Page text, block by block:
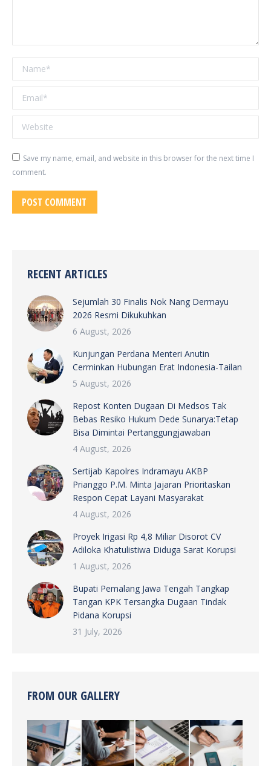
Name *
Email *
Website
Save my name, email, and website in this browser for the next time I
comment.
POST COMMENT
RECENT ARTICLES
Sejumlah 30 Finalis Nok Nang Dermayu
2026 Resmi Dikukuhkan
6 August, 2026
Kunjungan Perdana Menteri Anutin
Cerminkan Hubungan Erat Indonesia-Tailan
5 August, 2026
Repost Konten Dugaan Di Medsos Tak
Bebas Resiko Hukum Dede Sunarya:Tetap
Bisa Dimintai Pertanggungjawaban
4 August, 2026
Sertijab Kapolres Indramayu AKBP
Prianggo P.M. Minta Jajaran Prioritaskan
Respon Cepat Layani Masyarakat
4 August, 2026
Proyek Irigasi Rp 4,8 Miliar Disorot CV
Adiloka Khatulistiwa Diduga Sarat Korupsi
1 August, 2026
Bupati Pemalang Jawa Tengah Tangkap
Tangan KPK Tersangka Dugaan Tindak
Pidana Korupsi
31 July, 2026
FROM OUR GALLERY